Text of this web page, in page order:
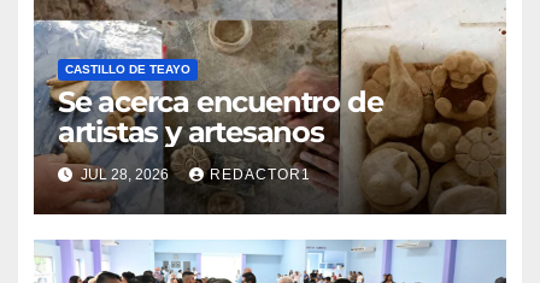
CASTILLO DE TEAYO
Se acerca encuentro de
artistas y artesanos
JUL 28, 2026 REDACTOR1